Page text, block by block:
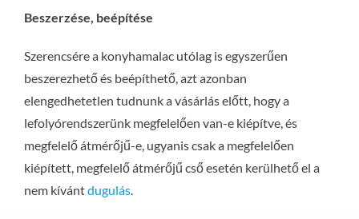
Beszerzése, beépítése
Szerencsére a konyhamalac utólag is egyszerűen
beszerezhető és beépíthető, azt azonban
elengedhetetlen tudnunk a vásárlás előtt, hogy a
lefolyórendszerünk megfelelően van-e kiépítve, és
megfelelő átmérőjű-e, ugyanis csak a megfelelően
kiépített, megfelelő átmérőjű cső esetén kerülhető el a
nem kívántdugulás.